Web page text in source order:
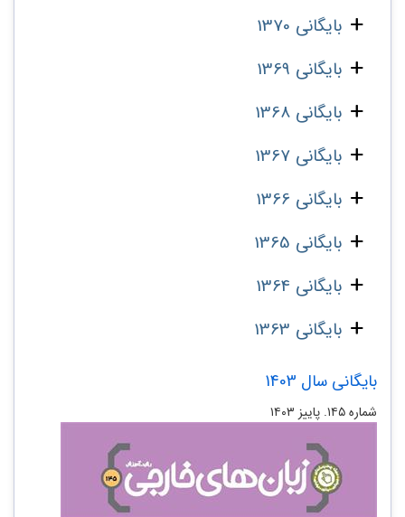
بایگانی 1370
بایگانی 1369
بایگانی 1368
بایگانی 1367
بایگانی 1366
بایگانی 1365
بایگانی 1364
بایگانی 1363
بایگانی سال 1403
شماره ۱۴۵. پاییز ۱۴۰۳